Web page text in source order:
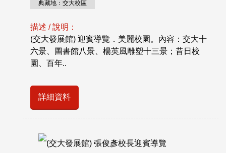
典藏地：交大校區
描述 / 說明：
(交大發展館) 迎賓導覽．美麗校園。內容：交大十
六景、圖書館八景、楊英風雕塑十三景；昔日校
園、百年..
詳細資料